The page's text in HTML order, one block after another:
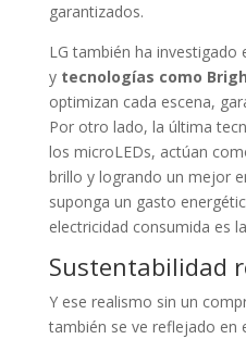
garantizados.
LG también ha
y tecnologías como
optimizan cada escena,
Por otro lado, la última
los microLEDs, actúan
brillo y logrando un mejor
suponga un gasto
electricidad consumida es
Sustentabilidad
Y ese realismo sin un
también se ve reflejado en